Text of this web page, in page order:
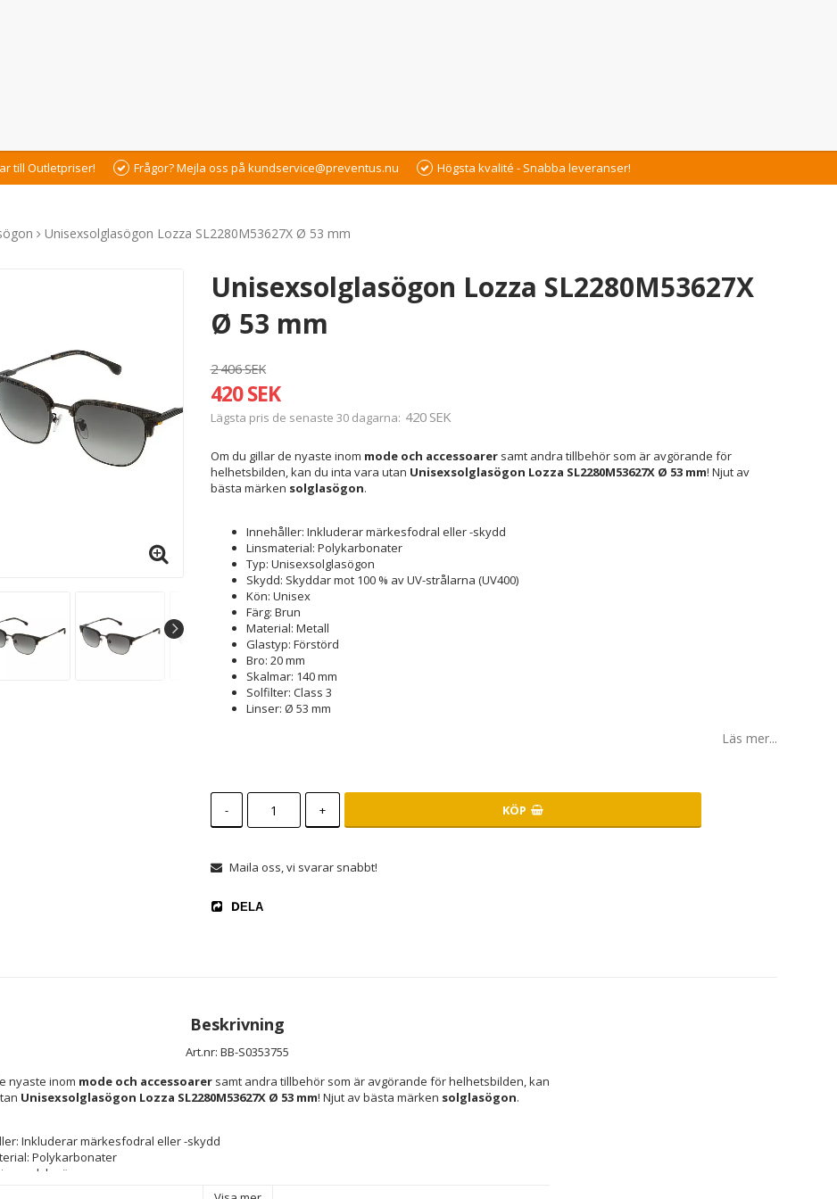
till Outletpriser! Frågor? Mejla oss på kundservice@preventus.nu Högsta kvalité - Snabba leveranser!
Unisexsolglasögon Lozza SL2280M53627X Ø 53 mm
Unisexsolglasögon Lozza SL2280M53627X
Ø 53 mm
2 406 SEK
420 SEK
Lägsta pris de senaste 30 dagarna 420 SEK
Om du gillar de nyaste inom mode och accessoarersamt andra tillbehör som är avgörande för
helhetsbilden, kan du inta vara utan Unisexsolglasögon Lozza SL2280M53627X Ø 53 mm! Njut av
bästa märken solglasögon.
Innehåller: Inkluderar märkesfodral eller -skydd
Linsmaterial: Polykarbonater
Typ: Unisexsolglasögon
Skydd: Skyddar mot 100 % av UV-strålarna (UV400)
Kön: Unisex
Färg: Brun
Material: Metall
Glastyp: Förstörd
Bro: 20 mm
Skalmar: 140 mm
Solfilter: Class 3
Linser: Ø 53 mm
Läs mer...
- + KÖP
Maila oss, vi svarar snabbt!
DELA
Beskrivning
Art.nr: BB-S0353755
nyaste inom mode och accessoarer samt andra tillbehör som är avgörande för helhetsbilden, kan
Unisexsolglasögon Lozza SL2280M53627X Ø 53 mm! Njut av bästa märken solglasögon.
Inkluderar märkesfodral eller -skydd
Polykarbonater